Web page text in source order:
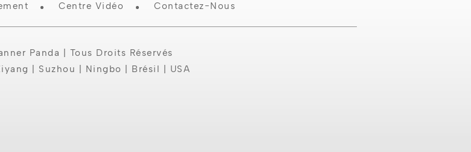
Centre Vidéo Contactez-Nous
Panda | Tous Droits Réservés
| Suzhou | Ningbo | Brésil | USA